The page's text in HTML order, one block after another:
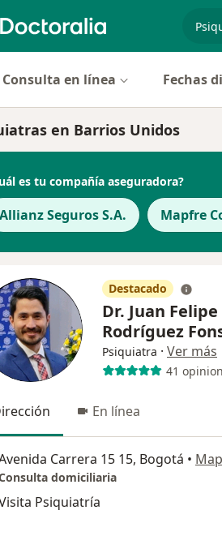
Consulta en línea Fechas
en Barrios Unidos
es tu compañía aseguradora?
Allianz Seguros S.A. Mapfre
Destacado
Dr. Juan Felipe
Rodríguez
Psiquiatra · Ver más
41
En línea
Carrera 15 15, Bogotá •
domiciliaria
Psiquiatría